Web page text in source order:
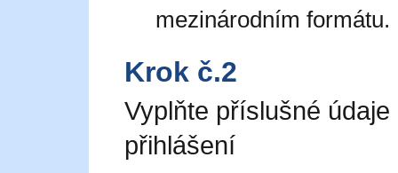
mezinárodním
Krok č.2
Vyplňte příslušné
přihlášení